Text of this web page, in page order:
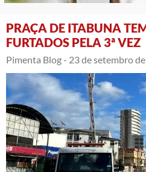
PRAÇA DE ITABUNA
FURTADOS PELA 3ª VEZ
Pimenta Blog - 23 de setembro